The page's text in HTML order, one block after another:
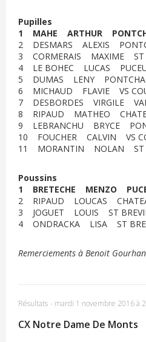
Pupilles
1 MAHE ARTHUR
2 DESMARS ALEXIS
3 CORMERAIS MAXIME ST
4 LE BOHEC LUCAS
5 DUMAS LENY
6 MICHAUD FLAVIE VS
7 DESBORDES VIRGILE
8 RIPAUD MATHEO
9 LEBRANCHU BRYCE
10 FOUCHER CALVIN VS
11 MORANTIN NOLAN ST
Poussins
1 BRETECHE MENZO
2 RIPAUD LOUCAS
3 JOGUET LOUIS ST
4 ONDRACKA LISA ST
Remerciements à Benoit
Résultats - mardi 1 novembre 2016 à
CX Notre Dame De Monts